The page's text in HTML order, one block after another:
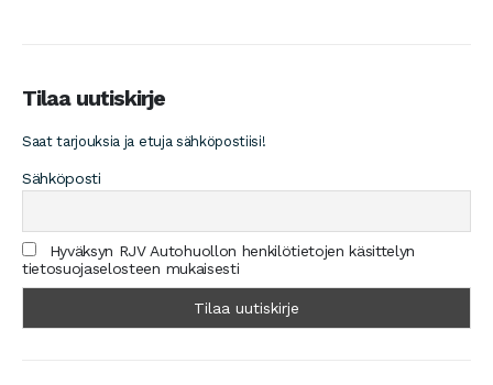
Tilaa uutiskirje
Saat tarjouksia ja etuja sähköpostiisi!
Sähköposti
Hyväksyn RJV Autohuollon henkilötietojen käsittelyn
tietosuojaselosteen mukaisesti